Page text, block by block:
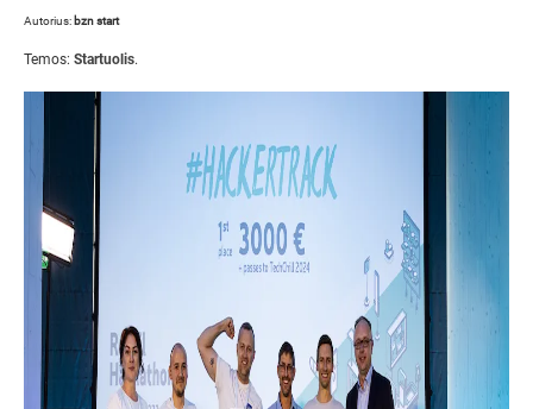
Autorius: bzn start
Temos: Startuolis.